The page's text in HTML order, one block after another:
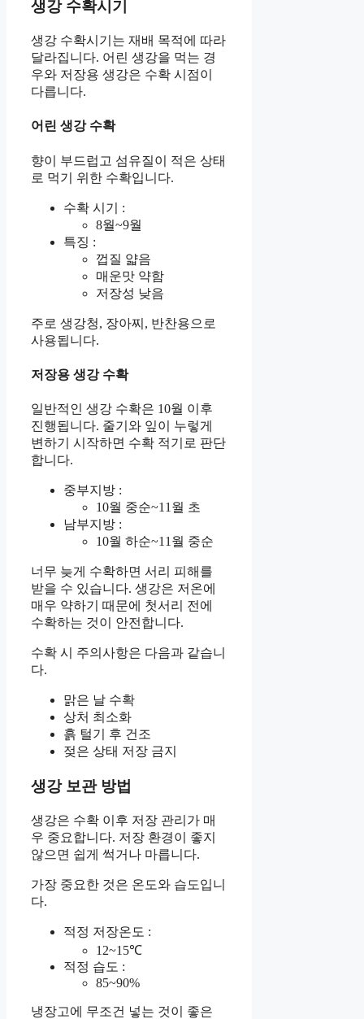
생강 수확시기
생강 수확시기는 재배 목적에 따라
달라집니다. 어린 생강을 먹는 경
우와 저장용 생강은 수확 시점이
다릅니다.
어린 생강 수확
향이 부드럽고 섬유질이 적은 상태
로 먹기 위한 수확입니다.
수확 시기 :
8월~9월
특징 :
껍질 얇음
매운맛 약함
저장성 낮음
주로 생강청, 장아찌, 반찬용으로
사용됩니다.
저장용 생강 수확
일반적인 생강 수확은 10월 이후
진행됩니다. 줄기와 잎이 누렇게
변하기 시작하면 수확 적기로 판단
합니다.
중부지방 :
10월 중순~11월 초
남부지방 :
10월 하순~11월 중순
너무 늦게 수확하면 서리 피해를
받을 수 있습니다. 생강은 저온에
매우 약하기 때문에 첫서리 전에
수확하는 것이 안전합니다.
수확 시 주의사항은 다음과 같습니
다.
맑은 날 수확
상처 최소화
흙 털기 후 건조
젖은 상태 저장 금지
생강 보관 방법
생강은 수확 이후 저장 관리가 매
우 중요합니다. 저장 환경이 좋지
않으면 쉽게 썩거나 마릅니다.
가장 중요한 것은 온도와 습도입니
다.
적정 저장온도 :
12~15℃
적정 습도 :
85~90%
냉장고에 무조건 넣는 것이 좋은